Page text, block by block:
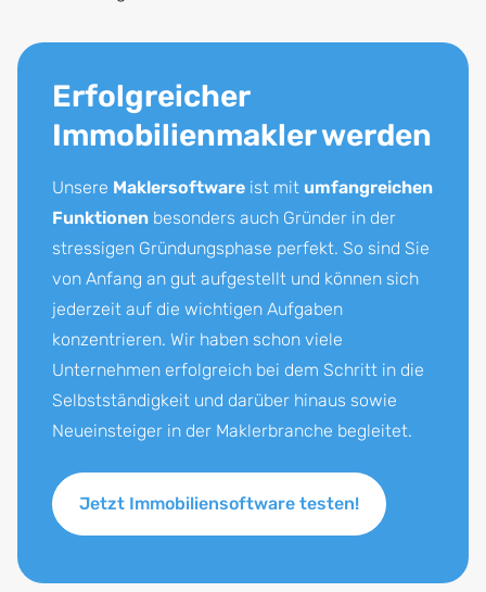
Erfolgreicher
Immobilienmakler werden
Unsere Maklersoftware ist mit umfangreichen
Funktionen besonders auch Gründer in der
stressigen Gründungsphase perfekt. So sind Sie
von Anfang an gut aufgestellt und können sich
jederzeit auf die wichtigen Aufgaben
konzentrieren. Wir haben schon viele
Unternehmen erfolgreich bei dem Schritt in die
Selbstständigkeit und darüber hinaus sowie
Neueinsteiger in der Maklerbranche begleitet.
Jetzt Immobiliensoftware testen!